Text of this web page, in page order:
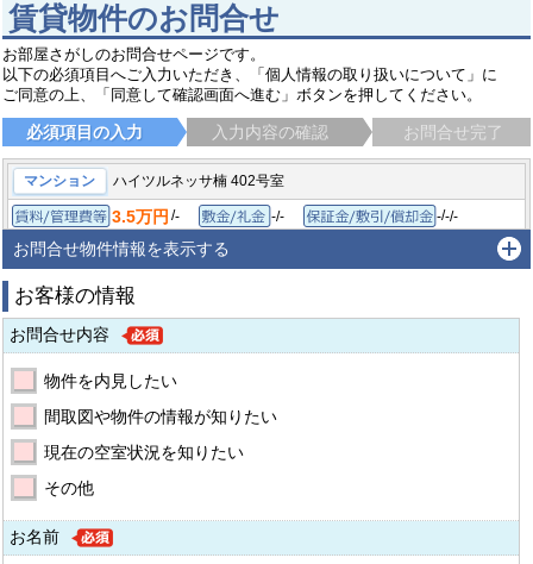
賃貸物件のお問合せ
お部屋さがしのお問合せページです。
以下の必須項目へご入力いただき、「個人情報の取り扱いについて」に
ご同意の上、「同意して確認画面へ進む」ボタンを押してください。
必須項目の入力 入力内容の確認 お問合せ完了
マンション ハイツルネッサ楠 402号室
賃料/管理費等
3.5万円 /- 敷金/礼金
-/- -/-/-
間取り/専有面積
1R/19.8㎡
高知市上町とさでん後免線 枡形駅 徒歩2分
お問合せ物件情報を表示する
お客様の情報
お問合せ内容
物件を内見したい
間取図や物件の情報が知りたい
現在の空室状況を知りたい
その他
お名前